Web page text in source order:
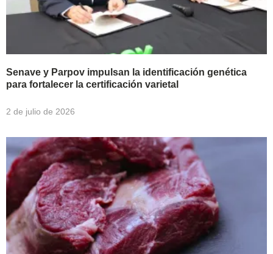
Senave y Parpov impulsan la identificación genética
para fortalecer la certificación varietal
2 de julio de 2026